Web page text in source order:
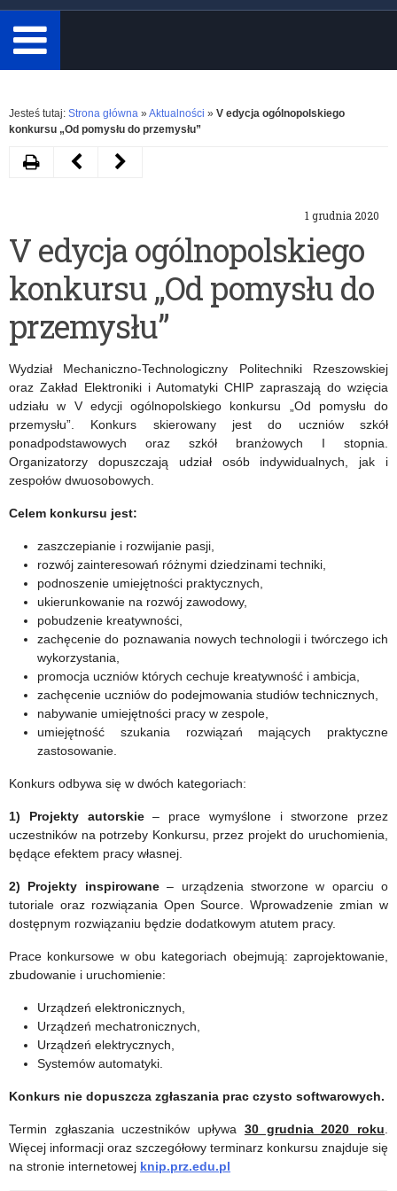
minimum
3
znaki.
Rozwiń
Jesteś tutaj: Strona główna » Aktualności » V edycja ogólnopolskiego
konkursu „Od pomysłu do przemysłu”
1 grudnia 2020
V edycja ogólnopolskiego
konkursu „Od pomysłu do
przemysłu”
Wydział Mechaniczno-Technologiczny Politechniki Rzeszowskiej
oraz Zakład Elektroniki i Automatyki CHIP zapraszają do wzięcia
udziału w V edycji ogólnopolskiego konkursu „Od pomysłu do
przemysłu”. Konkurs skierowany jest do uczniów szkół
ponadpodstawowych oraz szkół branżowych I stopnia.
Organizatorzy dopuszczają udział osób indywidualnych, jak i
zespołów dwuosobowych.
Celem konkursu jest:
zaszczepianie i rozwijanie pasji,
rozwój zainteresowań różnymi dziedzinami techniki,
podnoszenie umiejętności praktycznych,
ukierunkowanie na rozwój zawodowy,
pobudzenie kreatywności,
zachęcenie do poznawania nowych technologii i twórczego ich
wykorzystania,
promocja uczniów których cechuje kreatywność i ambicja,
zachęcenie uczniów do podejmowania studiów technicznych,
nabywanie umiejętności pracy w zespole,
umiejętność szukania rozwiązań mających praktyczne
zastosowanie.
Konkurs odbywa się w dwóch kategoriach:
1) Projekty autorskie– prace wymyślone i stworzone przez
uczestników na potrzeby Konkursu, przez projekt do uruchomienia,
będące efektem pracy własnej.
2) Projekty inspirowane– urządzenia stworzone w oparciu o
tutoriale oraz rozwiązania Open Source. Wprowadzenie zmian w
dostępnym rozwiązaniu będzie dodatkowym atutem pracy.
Prace konkursowe w obu kategoriach obejmują: zaprojektowanie,
zbudowanie i uruchomienie:
Urządzeń elektronicznych,
Urządzeń mechatronicznych,
Urządzeń elektrycznych,
Systemów automatyki.
Konkurs nie dopuszcza zgłaszania prac czysto softwarowych.
Termin zgłaszania uczestników upływa 30 grudnia 2020 roku.
Więcej informacji oraz szczegółowy terminarz konkursu znajduje się
na stronie internetowej knip.prz.edu.pl
DrukujNastępny
Badanie
Kompetencji
Obywatelskich
ICCS
2022
(International
Civic
and
Citizenship
Education
Study)
–
badanie
pilotażowe
ICCS
Poprzedni
szkół/placówek,
które
otrzymały
Certyfikat
Szkoła
Wierna
Dziedzictwu